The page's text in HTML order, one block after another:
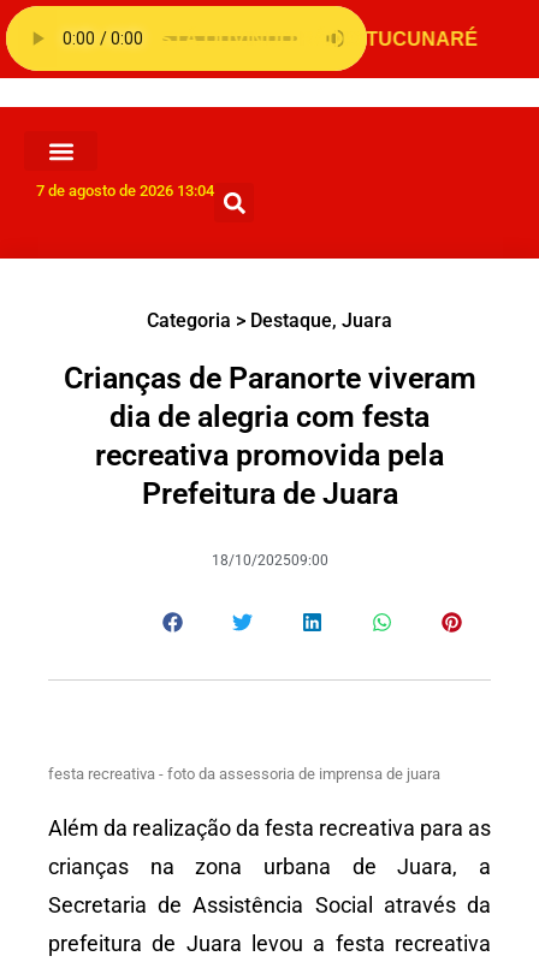
7 de agosto de 2026 13:04
Categoria > Destaque, Juara
Crianças de Paranorte viveram
dia de alegria com festa
recreativa promovida pela
Prefeitura de Juara
18/10/202509:00
festa recreativa - foto da assessoria de imprensa de juara
Além da realização da festa recreativa para as
crianças na zona urbana de Juara, a
Secretaria de Assistência Social através da
prefeitura de Juara levou a festa recreativa